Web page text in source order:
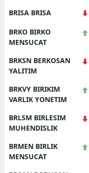
BRISA BRISA
BRKO BIRKO
MENSUCAT
BRKSN BERKOSAN
YALITIM
BRKVY BIRIKIM
VARLIK YONETIM
BRLSM BIRLESIM
MUHENDISLIK
BRMEN BIRLIK
MENSUCAT